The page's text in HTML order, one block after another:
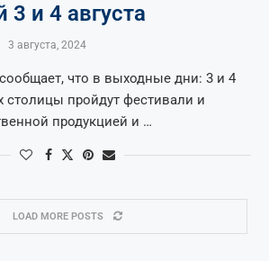
3 и 4 августа
3 августа, 2024
что в выходные дни: 3 и 4
столицы пройдут фестивали и
продукцией и …
LOAD MORE POSTS